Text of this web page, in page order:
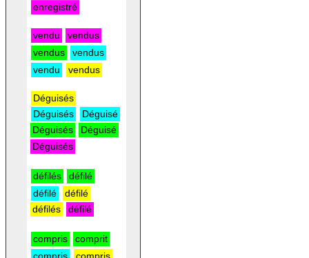
enregistré
vendu
vendus
vendus
vendus
vendu
vendus
Déguisés
Déguisés
Déguisé
Déguisés
Déguisé
Déguisés
défilés
défilé
défilé
défilé
défilés
défilé
compris
comprit
compris
compris